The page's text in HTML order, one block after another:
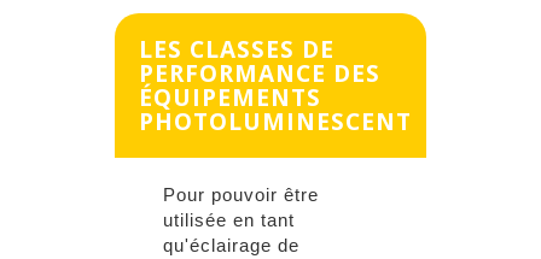
LES CLASSES DE
PERFORMANCE DES
ÉQUIPEMENTS
PHOTOLUMINESCENT
Pour pouvoir être
utilisée en tant
qu'éclairage de